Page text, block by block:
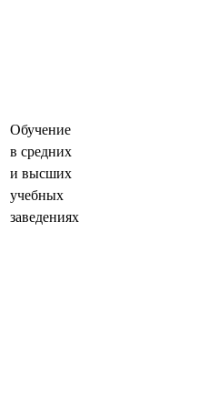
Обучение
в средних
и высших
учебных
заведениях